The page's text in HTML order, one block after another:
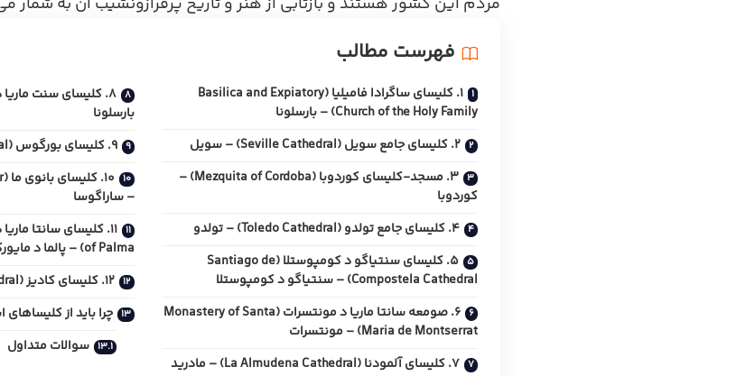
فهرست مطالب
۱. کلیسای ساگرادا فامیلیا (Basilica and Expiatory
Church of the Holy Family) – بارسلونا
۲. کلیسای جامع سویل (Seville Cathedral) – سویل
۳. مسجد-کلیسای کوردوبا (Mezquita of Cordoba) –
کوردوبا
۴. کلیسای جامع تولدو (Toledo Cathedral) – تولدو
۵. کلیسای سنتیاگو د کومپوستلا (Santiago de
Compostela Cathedral) – سنتیاگو د کومپوستلا
۶. صومعه سانتا ماریا د مونتسرات (Monastery of Santa
Maria de Montserrat) – مونتسرات
۷. کلیسای آلمودنا (La Almudena Cathedral) – مادرید
بارسلونا
۹. کلیسای بورگوس (Burgos Cathedral) – بورگوس
– ساراگوسا
of Palma) – پالما د مایورکا
۱۲. کلیسای کادیز (Cádiz Cathedral) – کادیز
چرا باید از کلیساهای
سوالات متداول